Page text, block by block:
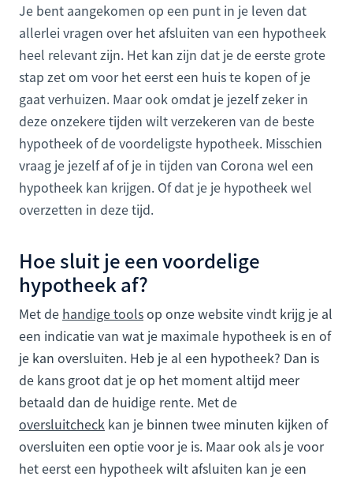
Je bent aangekomen op een punt in je leven dat
allerlei vragen over het afsluiten van een hypotheek
heel relevant zijn. Het kan zijn dat je de eerste grote
stap zet om voor het eerst een huis te kopen of je
gaat verhuizen. Maar ook omdat je jezelf zeker in
deze onzekere tijden wilt verzekeren van de beste
hypotheek of de voordeligste hypotheek. Misschien
vraag je jezelf af of je in tijden van Corona wel een
hypotheek kan krijgen. Of dat je je hypotheek wel
overzetten in deze tijd.
Hoe sluit je een voordelige
hypotheek af?
Met de handige toolsop onze website vindt krijg je al
een indicatie van wat je maximale hypotheek is en of
je kan oversluiten. Heb je al een hypotheek? Dan is
de kans groot dat je op het moment altijd meer
betaald dan de huidige rente. Met de
oversluitcheck kan je binnen twee minuten kijken of
oversluiten een optie voor je is. Maar ook als je voor
het eerst een hypotheek wilt afsluiten kan je een